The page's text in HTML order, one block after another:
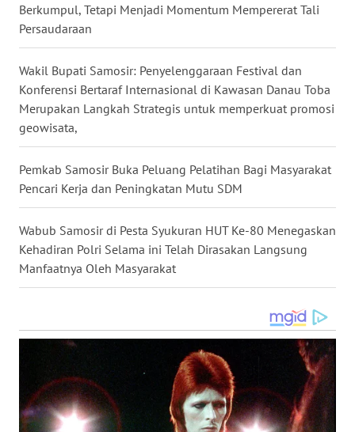
Berkumpul, Tetapi Menjadi Momentum Mempererat Tali
Persaudaraan
Wakil Bupati Samosir: Penyelenggaraan Festival dan
Konferensi Bertaraf Internasional di Kawasan Danau Toba
Merupakan Langkah Strategis untuk memperkuat promosi
geowisata,
Pemkab Samosir Buka Peluang Pelatihan Bagi Masyarakat
Pencari Kerja dan Peningkatan Mutu SDM
Wabub Samosir di Pesta Syukuran HUT Ke-80 Menegaskan
Kehadiran Polri Selama ini Telah Dirasakan Langsung
Manfaatnya Oleh Masyarakat
WN
KARAWANG
WN
BEKASI
WN
BOGOR
WN
DEPOK
WN
TAPANULI
SAMOSIR
WN
PADANG
LAWAS